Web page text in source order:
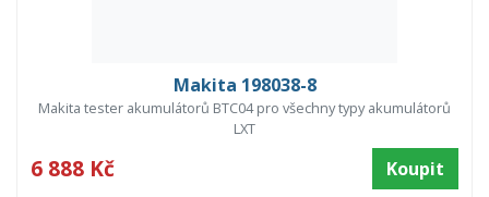
Makita 198038-8
Makita tester akumulátorů BTC04 pro všechny typy akumulátorů
LXT
6 888 Kč Koupit